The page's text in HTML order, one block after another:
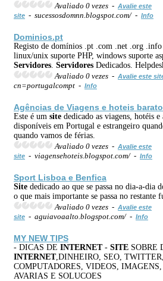
Avaliado 0 vezes - Avalie este
site - sucessosdomnn.blogspot.com/ - Info
Dominios.pt
Registo de domínios .pt .com .net .org
linux/unix suporte PHP, windows suporte
Servidores Servidores Dedicados.
Avaliado 0 vezes - Avalie este
cn=portugalcompt - Info
Agências de Viagens e hoteis
Este é um site dedicado as viagens, hotéis
disponíveis em Portugal e estrangeiro
quando vamos de férias.
Avaliado 0 vezes - Avalie este
site - viagensehoteis.blogspot.com/ - Info
Sport Lisboa e Benfica
Site dedicado ao que se passa no dia-a-dia
o que mais importante se passa no restante
Avaliado 0 vezes - Avalie este
site - aguiavoaalto.blogspot.com/ - Info
MY NEW TIPS
- DICAS DE INTERNET- SITE SOBRE
INTERNET,DINHEIRO, SEO,
COMPUTADORES, VIDEOS, IMAGENS,
AVARIAS E SOLUCOES